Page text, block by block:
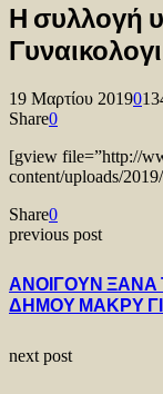
Η συλλογή
19 Μαρτίου 20190
Share0
[gview file=”http://
content/uploads/
Share0
previous post
ΑΝΟΙΓΟΥΝ
ΔΗΜΟΥ ΜΑΚΡΥ
next post